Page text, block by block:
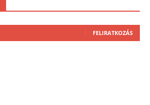
FELIRATKOZÁS